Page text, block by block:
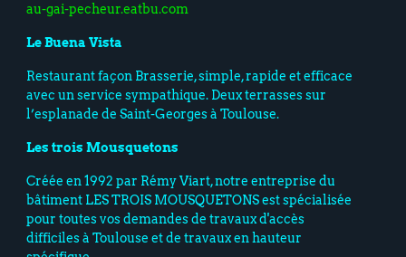
au-gai-pecheur.eatbu.com
Le Buena Vista
Restaurant façon Brasserie, simple, rapide et efficace
avec un service sympathique. Deux terrasses sur
l’esplanade de Saint-Georges à Toulouse.
Les trois Mousquetons
Créée en 1992 par Rémy Viart, notre entreprise du
bâtiment LES TROIS MOUSQUETONS est spécialisée
pour toutes vos demandes de travaux d'accès
difficiles à Toulouse et de travaux en hauteur